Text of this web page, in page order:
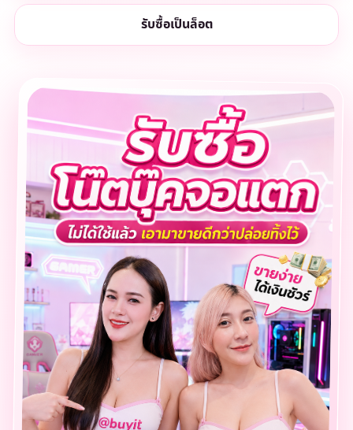
รับซื้อเป็นล็อต